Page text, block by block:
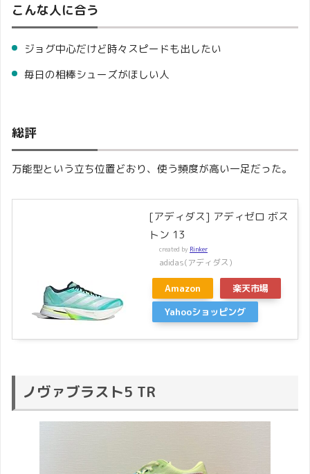
こんな人に合う
ジョグ中心だけど時々スピードも出したい
毎日の相棒シューズがほしい人
総評
万能型という立ち位置どおり、使う頻度が高い一足だった。
[アディダス] アディゼロ ボス
トン 13
created by Rinker
adidas(アディダス)
Amazon
楽天市場
Yahooショッピング
ノヴァブラスト5 TR